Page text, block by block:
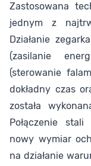
Zastosowana
jednym z
Działanie
(zasilanie
(sterowanie
dokładny czas
została
Połączenie
nowy wymiar
na działanie